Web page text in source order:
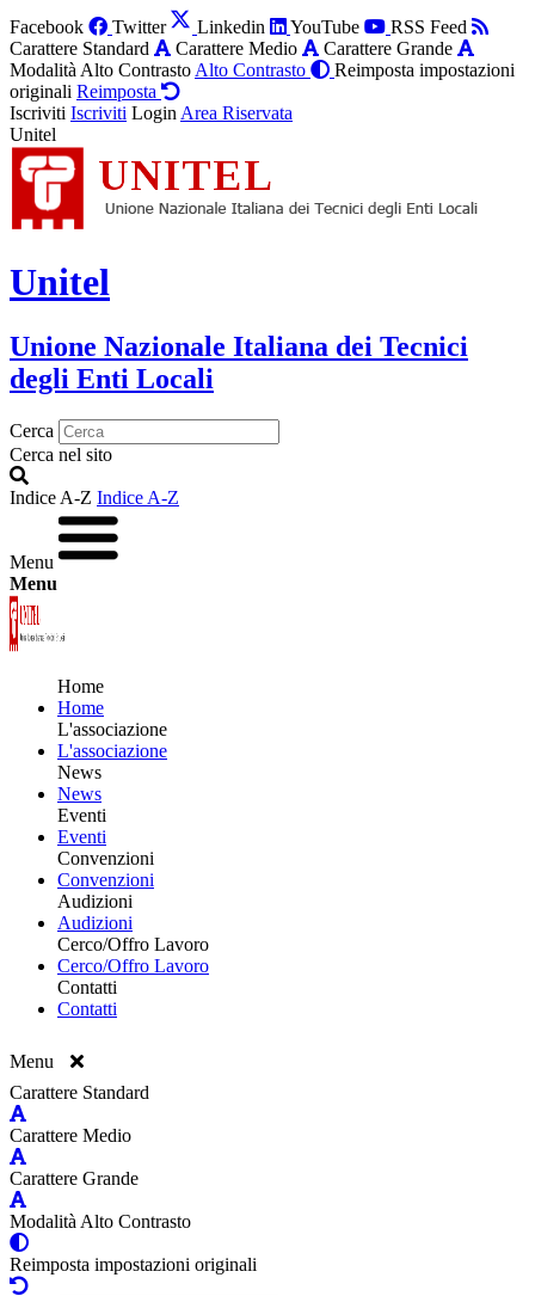
Facebook Twitter Linkedin YouTube
RSS Feed
Carattere Standard
Carattere Medio
Carattere Grande
Modalità Alto Contrasto Alto Contrasto
Reimposta impostazioni
originali Reimposta
Iscriviti Iscriviti Login Area Riservata
Unitel
Unitel
Unione Nazionale Italiana dei Tecnici
degli Enti Locali
Cerca
Cerca nel sito
Indice A-Z Indice A-Z
Menu
Menu
Home
Home
L'associazione
L'associazione
News
News
Eventi
Eventi
Convenzioni
Convenzioni
Audizioni
Audizioni
Cerco/Offro Lavoro
Cerco/Offro Lavoro
Contatti
Contatti
Menu
Carattere Standard
Carattere Medio
Carattere Grande
Modalità Alto Contrasto
Reimposta impostazioni originali